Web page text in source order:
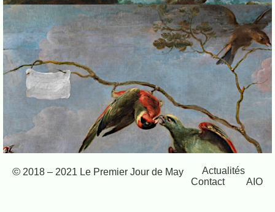
© 2018 – 2021 Le Premier Jour de May
Actualités
Contact
AIO